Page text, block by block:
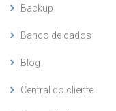
Backup
Banco de dados
Blog
Central do cliente